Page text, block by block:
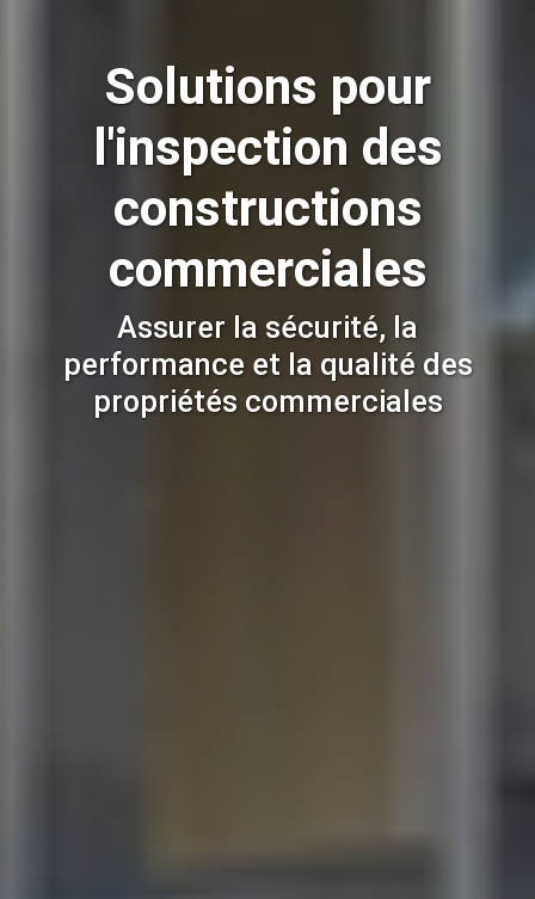
Solutions pour
l'inspection des
constructions
commerciales
Assurer la sécurité, la
performance et la qualité des
propriétés commerciales